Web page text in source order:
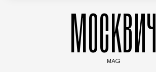
МОСКВИЧ
MAG